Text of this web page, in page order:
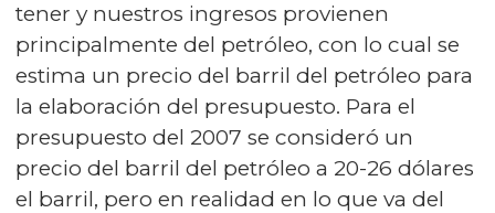
tener y nuestros ingresos provienen
principalmente del petróleo, con lo cual se
estima un precio del barril del petróleo para
la elaboración del presupuesto. Para el
presupuesto del 2007 se consideró un
precio del barril del petróleo a 20-26 dólares
el barril, pero en realidad en lo que va del